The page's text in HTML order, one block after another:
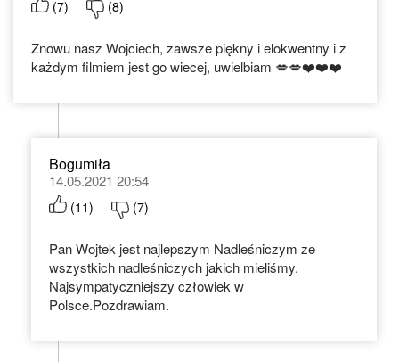
(7) (8)
Znowu nasz Wojciech, zawsze piękny i elokwentny i z
każdym filmiem jest go wiecej, uwielbiam 💋💋❤️❤️❤️
Bogumiła
14.05.2021 20:54
(11) (7)
Pan Wojtek jest najlepszym Nadleśniczym ze
wszystkich nadleśniczych jakich mieliśmy.
Najsympatyczniejszy człowiek w
Polsce.Pozdrawiam.